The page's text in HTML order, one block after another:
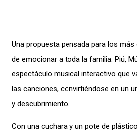
Una propuesta pensada para los
de emocionar a toda la familia: Piú,
espectáculo musical interactivo que
las canciones, convirtiéndose en un
y descubrimiento.
Con una cuchara y un pote de